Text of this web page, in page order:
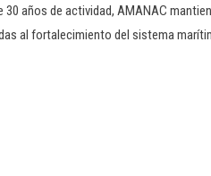
años de actividad, AMANAC
al fortalecimiento del sistema